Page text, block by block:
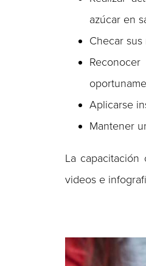
azúcar en
Checar
Aplicarse
Mantener
La
videos e